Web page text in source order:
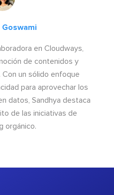
Goswami
en Cloudways,
de contenidos y
Con un sólido enfoque
para aprovechar los
datos, Sandhya destaca
de las iniciativas de
orgánico.